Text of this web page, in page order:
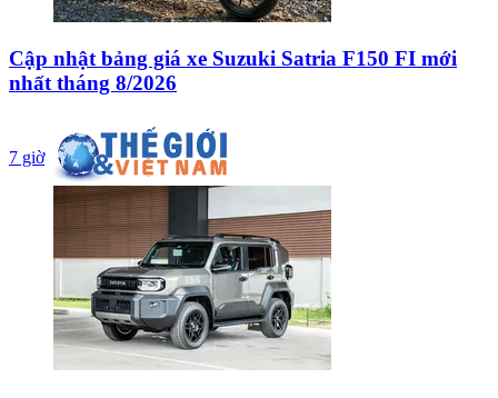
Cập nhật bảng giá xe Suzuki Satria F150 FI mới
nhất tháng 8/2026
7 giờ